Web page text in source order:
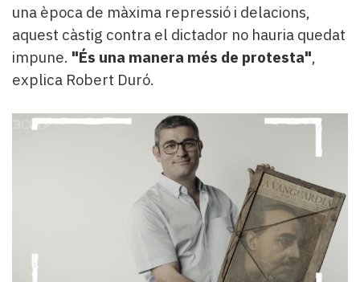
una època de màxima repressió i delacions,
aquest càstig contra el dictador no hauria quedat
impune. "És una manera més de protesta",
explica Robert Duró.